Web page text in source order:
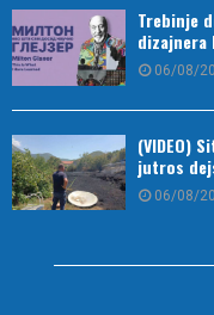
Trebinje
dizajnera
06/08/
(VIDEO)
jutros
06/08/